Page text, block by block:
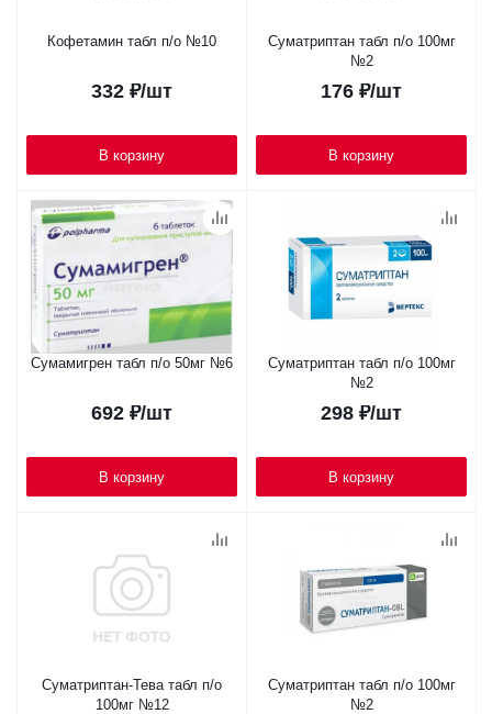
Кофетамин табл п/о №10
332 ₽/шт
В корзину
Суматриптан табл п/о 100мг
№2
176 ₽/шт
В корзину
Сумамигрен табл п/о 50мг №6
692 ₽/шт
В корзину
Суматриптан табл п/о 100мг
№2
298 ₽/шт
В корзину
Суматриптан-Тева табл п/о
100мг №12
Суматриптан табл п/о 100мг
№2